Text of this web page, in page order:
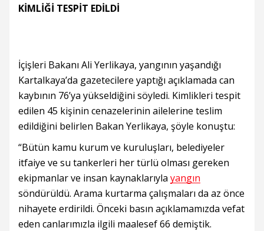
KİMLİĞİ TESPİT EDİLDİ
İçişleri Bakanı Ali Yerlikaya, yangının yaşandığı
Kartalkaya’da gazetecilere yaptığı açıklamada can
kaybının 76’ya yükseldiğini söyledi. Kimlikleri tespit
edilen 45 kişinin cenazelerinin ailelerine teslim
edildiğini belirlen Bakan Yerlikaya, şöyle konuştu:
“Bütün kamu kurum ve kuruluşları, belediyeler
itfaiye ve su tankerleri her türlü olması gereken
ekipmanlar ve insan kaynaklarıyla yangın
söndürüldü. Arama kurtarma çalışmaları da az önce
nihayete erdirildi. Önceki basın açıklamamızda vefat
eden canlarımızla ilgili maalesef 66 demiştik.